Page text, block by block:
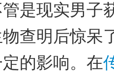
是现实男子
查明后惊呆
的影响。在